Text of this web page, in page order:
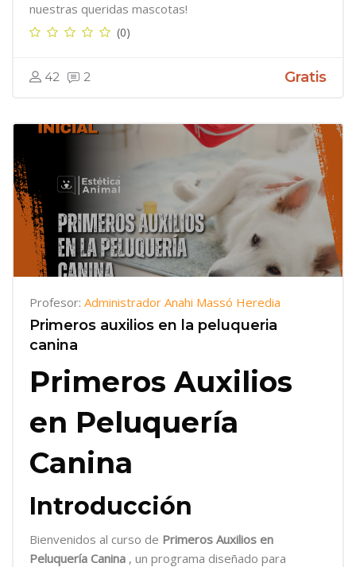
nuestras queridas mascotas!
(0)
42 2 Gratis
Profesor: Administrador Anahi Massó Heredia
Primeros auxilios en la peluqueria
canina
Primeros Auxilios
en Peluquería
Canina
Introducción
Bienvenidos al curso de Primeros Auxilios en
Peluquería Canina , un programa diseñado para